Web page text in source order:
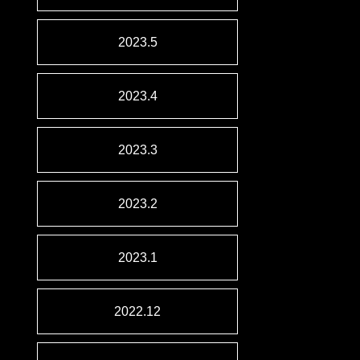
2023.5
2023.4
2023.3
2023.2
2023.1
2022.12